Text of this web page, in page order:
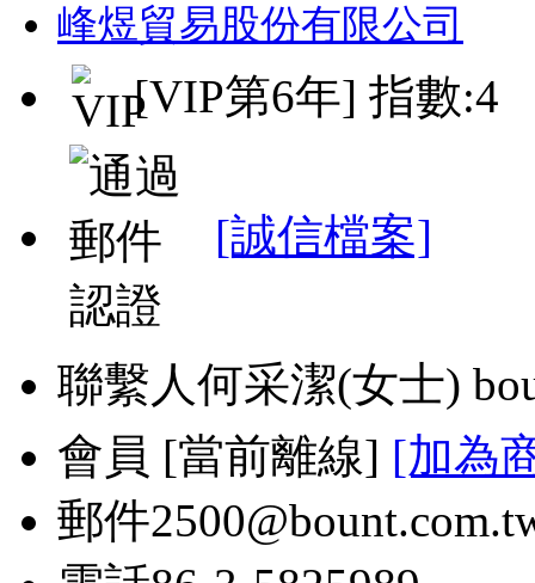
峰煜貿易股份有限公司
[VIP第6年] 指數:4
[誠信檔案]
聯繫人何采潔(女士)
會員 [當前離線] [加為
郵件